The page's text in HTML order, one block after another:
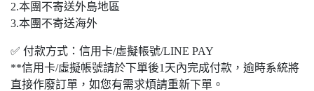
2.本團不寄送外島地區
3.本團不寄送海外
✅ 付款方式：信用卡/虛擬帳號/LINE PAY
**信用卡/虛擬帳號請於下單後1天內完成付款，逾時系統將
直接作廢訂單，如您有需求煩請重新下單。